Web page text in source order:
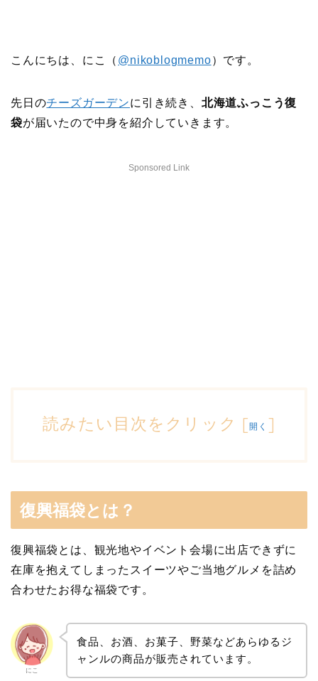
こんにちは、にこ（ @nikoblogmemo）です。
先日のチーズガーデンに引き続き、 北海道ふっこう復
袋が届いたので中身を紹介していきます。
Sponsored Link
読みたい目次をクリック [開く ]
復興福袋とは？
復興福袋とは、観光地やイベント会場に出店できずに
在庫を抱えてしまったスイーツやご当地グルメを詰め
合わせたお得な福袋です。
にこ
食品、お酒、お菓子、野菜などあらゆるジ
ャンルの商品が販売されています。